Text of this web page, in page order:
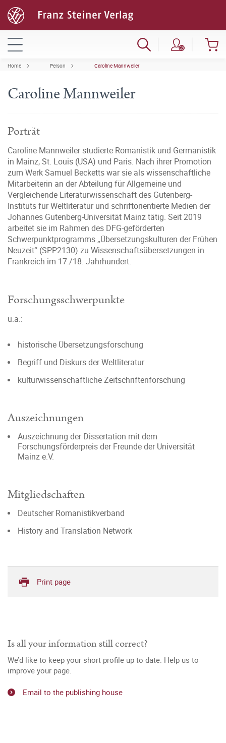
Home Person Caroline Mannweiler
Caroline Mannweiler
Porträt
Caroline Mannweiler studierte Romanistik und Germanistik
in Mainz, St. Louis (USA) und Paris. Nach ihrer Promotion
zum Werk Samuel Becketts war sie als wissenschaftliche
Mitarbeiterin an der Abteilung für Allgemeine und
Vergleichende Literaturwissenschaft des Gutenberg-
Instituts für Weltliteratur und schriftorientierte Medien der
Johannes Gutenberg-Universität Mainz tätig. Seit 2019
arbeitet sie im Rahmen des DFG-geförderten
Schwerpunktprogramms „Übersetzungskulturen der Frühen
Neuzeit“ (SPP2130) zu Wissenschaftsübersetzungen in
Frankreich im 17./18. Jahrhundert.
Forschungsschwerpunkte
u.a.:
historische Übersetzungsforschung
Begriff und Diskurs der Weltliteratur
kulturwissenschaftliche Zeitschriftenforschung
Auszeichnungen
Auszeichnung der Dissertation mit dem
Forschungsförderpreis der Freunde der Universität
Mainz e.V.
Mitgliedschaften
Deutscher Romanistikverband
History and Translation Network
Print page
Is all your information still correct?
We’d like to keep your short profile up to date. Help us to
improve your page.
Email to the publishing house